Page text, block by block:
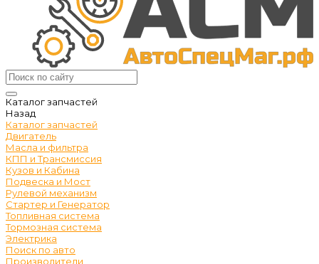
Каталог запчастей
Назад
Каталог запчастей
Двигатель
Масла и фильтра
КПП и Трансмиссия
Кузов и Кабина
Подвеска и Мост
Рулевой механизм
Стартер и Генератор
Топливная система
Тормозная система
Электрика
Поиск по авто
Производители